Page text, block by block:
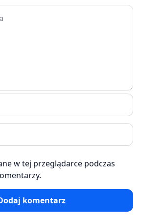
w tej przeglądarce podczas
komentarz